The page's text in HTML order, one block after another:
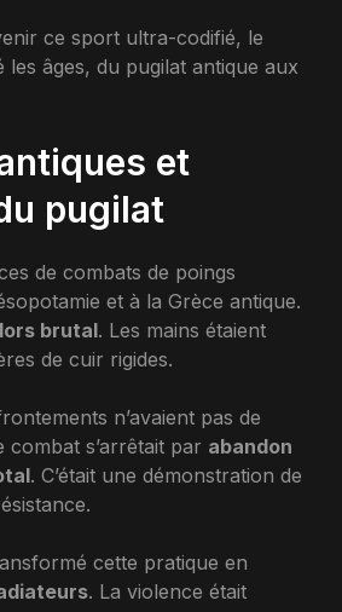
ce sport ultra-codifié, le
âges, du pugilat antique aux
et
pugilat
de combats de poings
et à la Grèce antique.
brutal. Les mains étaient
de cuir rigides.
n’avaient pas de
combat s’arrêtait par abandon
. C’était une démonstration de
cette pratique en
. La violence était